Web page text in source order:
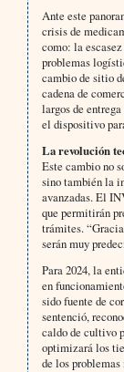
Ante este
crisis de
como: la
problemas
cambio de sitio
cadena de
largos de
el dispositivo
La revolución
Este cambio no
sino también la
avanzadas. El
que permitirán
trámites.
serán muy
Para 2024, la
en
sido fuente de
sentenció,
caldo de cultivo
optimizará los
de los